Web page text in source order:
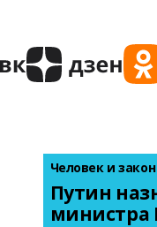
Человек и закон
Путин